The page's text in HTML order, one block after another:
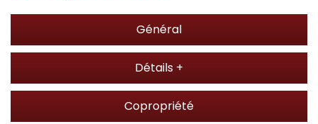
Général
Détails +
Copropriété